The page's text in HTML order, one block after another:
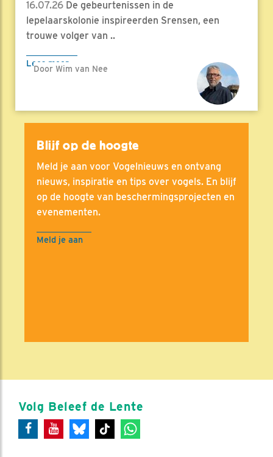
16.07.26 De gebeurtenissen in de
lepelaarskolonie inspireerden Srensen, een
trouwe volger van ..
Lees meer
Door Wim van Nee
Blijf op de hoogte
Meld je aan voor Vogelnieuws en ontvang
nieuws, inspiratie en tips over vogels. En blijf
op de hoogte van beschermingsprojecten en
evenementen.
Meld je aan
Volg Beleef de Lente